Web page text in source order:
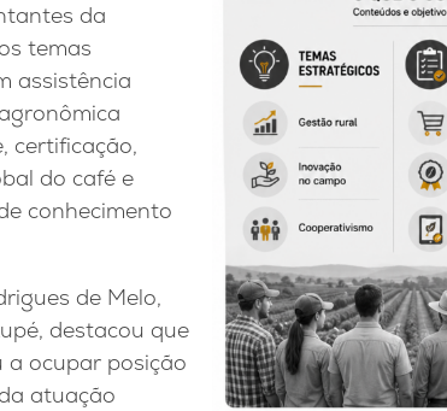
da
temas
assistência
certificação,
do café e
conhecimento
de Melo,
destacou que
ocupar posição
atuação